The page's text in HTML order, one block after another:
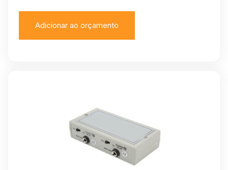
Adicionar ao orçamento